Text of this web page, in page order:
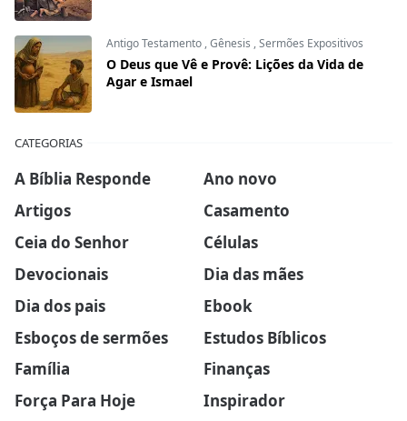
Antigo Testamento ,Gênesis ,Sermões Expositivos
O Deus que Vê e Provê: Lições da Vida de
Agar e Ismael
CATEGORIAS
A Bíblia Responde
Ano novo
Artigos
Casamento
Ceia do Senhor
Células
Devocionais
Dia das mães
Dia dos pais
Ebook
Esboços de sermões
Estudos Bíblicos
Família
Finanças
Força Para Hoje
Inspirador